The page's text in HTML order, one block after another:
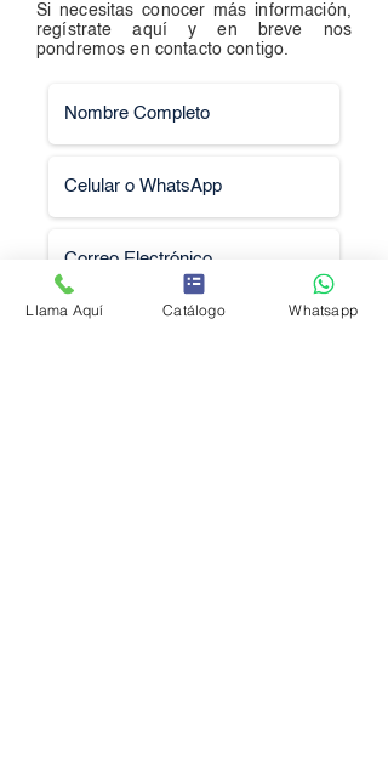
Si necesitas conocer más información,
regístrate aquí y en breve nos
pondremos en contacto contigo.
Llama Aquí Catálogo Whatsapp